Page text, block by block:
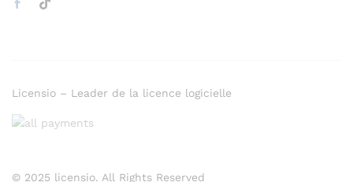
© 2025 licensio. All Rights Reserved
Licensio – Leader de la licence logicielle